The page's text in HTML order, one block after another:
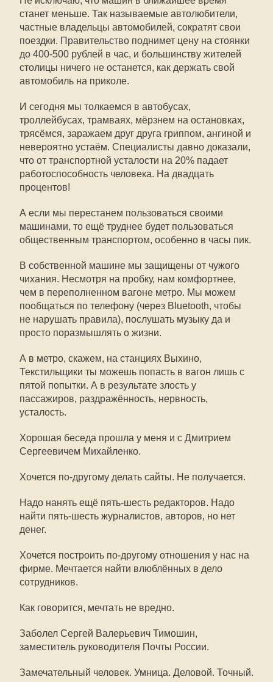
станет меньше. Так называемые автолюбители,
частные владельцы автомобилей, сократят свои
поездки. Правительство поднимет цену на стоянки
до 400-500 рублей в час, и большинству жителей
столицы ничего не останется, как держать свой
автомобиль на приколе.
И сегодня мы толкаемся в автобусах,
троллейбусах, трамваях, мёрзнем на остановках,
трясёмся, заражаем друг друга гриппом, ангиной и
невероятно устаём. Специалисты давно доказали,
что от транспортной усталости на 20% падает
работоспособность человека. На двадцать
процентов!
А если мы перестанем пользоваться своими
машинами, то ещё труднее будет пользоваться
общественным транспортом, особенно в часы пик.
В собственной машине мы защищены от чужого
чихания. Несмотря на пробку, нам комфортнее,
чем в переполненном вагоне метро. Мы можем
пообщаться по телефону (через Bluetooth, чтобы
не нарушать правила), послушать музыку да и
просто поразмышлять о жизни.
А в метро, скажем, на станциях Выхино,
Текстильщики ты можешь попасть в вагон лишь с
пятой попытки. А в результате злость у
пассажиров, раздражённость, нервность,
усталость.
Хорошая беседа прошла у меня и с Дмитрием
Сергеевичем Михайленко.
Хочется по-другому делать сайты. Не получается.
Надо нанять ещё пять-шесть редакторов. Надо
найти пять-шесть журналистов, авторов, но нет
денег.
Хочется построить по-другому отношения у нас на
фирме. Мечтается найти влюблённых в дело
сотрудников.
Как говорится, мечтать не вредно.
Заболел Сергей Валерьевич Тимошин,
заместитель руководителя Почты России.
Замечательный человек. Умница. Деловой. Точный.